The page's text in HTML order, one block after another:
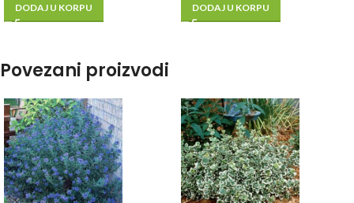
DODAJ U KORPU DODAJ U KORPU
Povezani proizvodi